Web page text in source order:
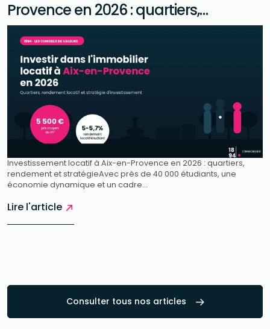
en 2026 : quartiers,
et stratégie
locatif à Aix-en-Provence en 2026 : quartiers,
et stratégieAvec près de 40 000 étudiants, une
dynamique et un cadre...
l'article
Consulter tous nos articles